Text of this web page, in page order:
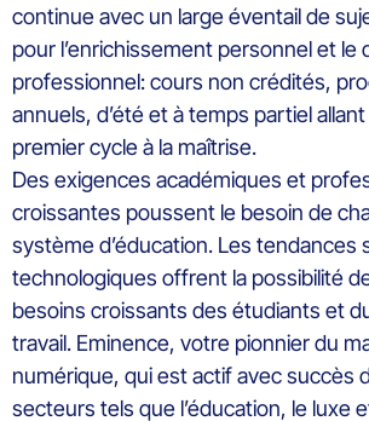
continue avec un large éventail de
pour l’enrichissement personnel et
professionnel: cours non crédités,
annuels, d’été et à temps partiel
premier cycle à la maîtrise.
Des exigences académiques et
croissantes poussent le besoin de
système d’éducation. Les tendances
technologiques offrent la possibilité
besoins croissants des étudiants et
travail. Eminence, votre pionnier du
numérique, qui est actif avec succès
secteurs tels que l’éducation, le luxe